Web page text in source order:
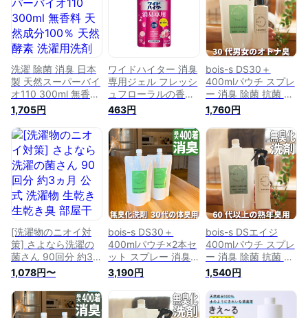
洗濯 除菌 消臭 日本
製 天然スーパーバイ
オ110 300ml 無香料
天然成分100％ 天然
酵素 洗濯用洗剤 洗
濯 柔軟剤 併用 消臭
剤 消臭液 汗臭 体臭
加齢臭 生乾き臭 部
屋干し ニオイ 対策
洗濯物 洗濯槽 防臭
医療施設 介護 介護
施設 臭い予防 デオ
ドラント
1,705円
ワイドハイター 消臭
専用ジェル フレッシ
ュフローラルの香り
つめかえ用 (500ml)
[洗濯 部屋干し臭 汗
皮脂臭 洗濯槽のニオ
イ 生乾き臭 靴下臭
加齢臭 食べ物臭 花
王]
463円
bois-s DS30＋
400mlパウチ スプレ
ー 消臭 除菌 抗菌 に
おい 加齢臭 体臭 汗
臭 汗じみわき汗 オ
トナ臭 ワキガ ミド
ル脂臭 匂い 臭い 消
臭洗剤 洗剤 洗濯洗
剤 つけおき 無香
料 部屋干し 衣類
用 加齢臭対策 対策
改善 消臭剤 皮膚ガ
ス
1,760円
[洗濯物のニオイ対
策] さよなら洗濯の
菌さん 90回分 約3ヵ
月 公式 洗濯物 生乾
き 生乾き臭 部屋干
し 部屋干し臭 室内
干し 除菌 抗菌 洗濯
1,078円〜
bois-s DS30＋
400mlパウチ×2本セ
ット スプレー 消臭
除菌 抗菌 におい 加
齢臭 体臭 汗臭 汗じ
みわき汗 オトナ臭
ワキガ ミドル脂臭
3,190円
bois-s DSエイジ
400mlパウチ スプレ
ー 消臭 除菌 抗菌 に
おい 匂い 臭い 加齢
臭 体臭 汗臭 汗じみ
わき汗 オトナ臭 ワ
キガ ミドル脂臭 消
1,540円